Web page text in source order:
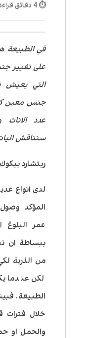
⏱ 4 دقائق قراءة
في الطبيعة
على تغيير
التي يعيش
جنس معين
عدد
سنناقش
ريتشارد بيكوك
لدى انواع
المؤكد وصول
عمر
ببساطة ان
من الذرية
لكن عندما
الطبيعة.
خلال
والحمل او